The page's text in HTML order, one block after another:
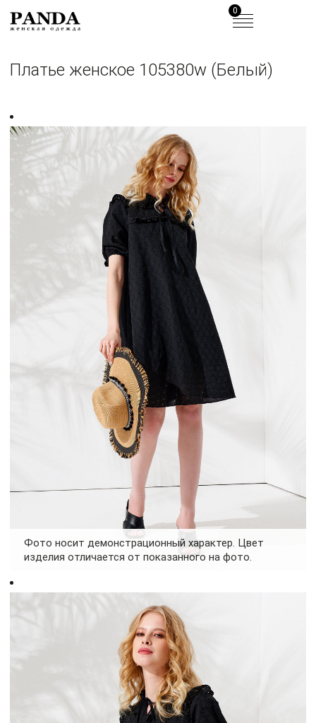
0
Платье женское 105380w (Белый)
Фото носит демонстрационный характер. Цвет
изделия отличается от показанного на фото.